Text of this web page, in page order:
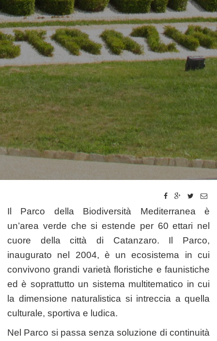
Il Parco della Biodiversità Mediterranea è
un’area verde che si estende per 60 ettari nel
cuore della città di Catanzaro. Il Parco,
inaugurato nel 2004, è un ecosistema in cui
convivono grandi varietà floristiche e faunistiche
ed è soprattutto un sistema multitematico in cui
la dimensione naturalistica si intreccia a quella
culturale, sportiva e ludica.
Nel Parco si passa senza soluzione di continuità